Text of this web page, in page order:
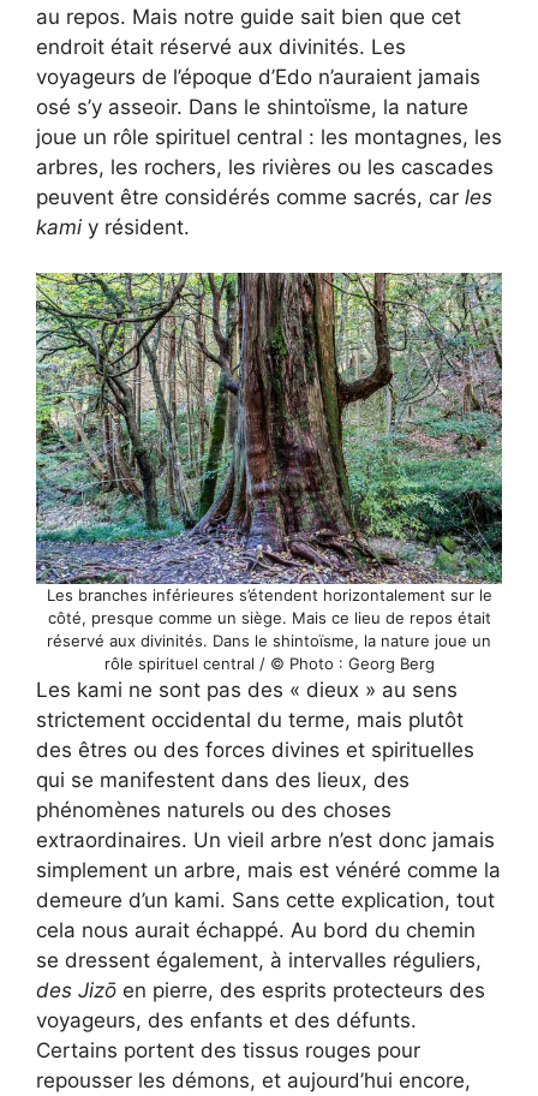
au repos. Mais notre guide sait bien que cet
endroit était réservé aux divinités. Les
voyageurs de l’époque d’Edo n’auraient jamais
osé s’y asseoir. Dans le shintoïsme, la nature
joue un rôle spirituel central : les montagnes, les
arbres, les rochers, les rivières ou les cascades
peuvent être considérés comme sacrés, car les
kami y résident.
Les branches inférieures s’étendent horizontalement sur le
côté, presque comme un siège. Mais ce lieu de repos était
réservé aux divinités. Dans le shintoïsme, la nature joue un
rôle spirituel central / © Photo : Georg Berg
Les kami ne sont pas des « dieux » au sens
strictement occidental du terme, mais plutôt
des êtres ou des forces divines et spirituelles
qui se manifestent dans des lieux, des
phénomènes naturels ou des choses
extraordinaires. Un vieil arbre n’est donc jamais
simplement un arbre, mais est vénéré comme la
demeure d’un kami. Sans cette explication, tout
cela nous aurait échappé. Au bord du chemin
se dressent également, à intervalles réguliers,
des Jizō en pierre, des esprits protecteurs des
voyageurs, des enfants et des défunts.
Certains portent des tissus rouges pour
repousser les démons, et aujourd’hui encore,